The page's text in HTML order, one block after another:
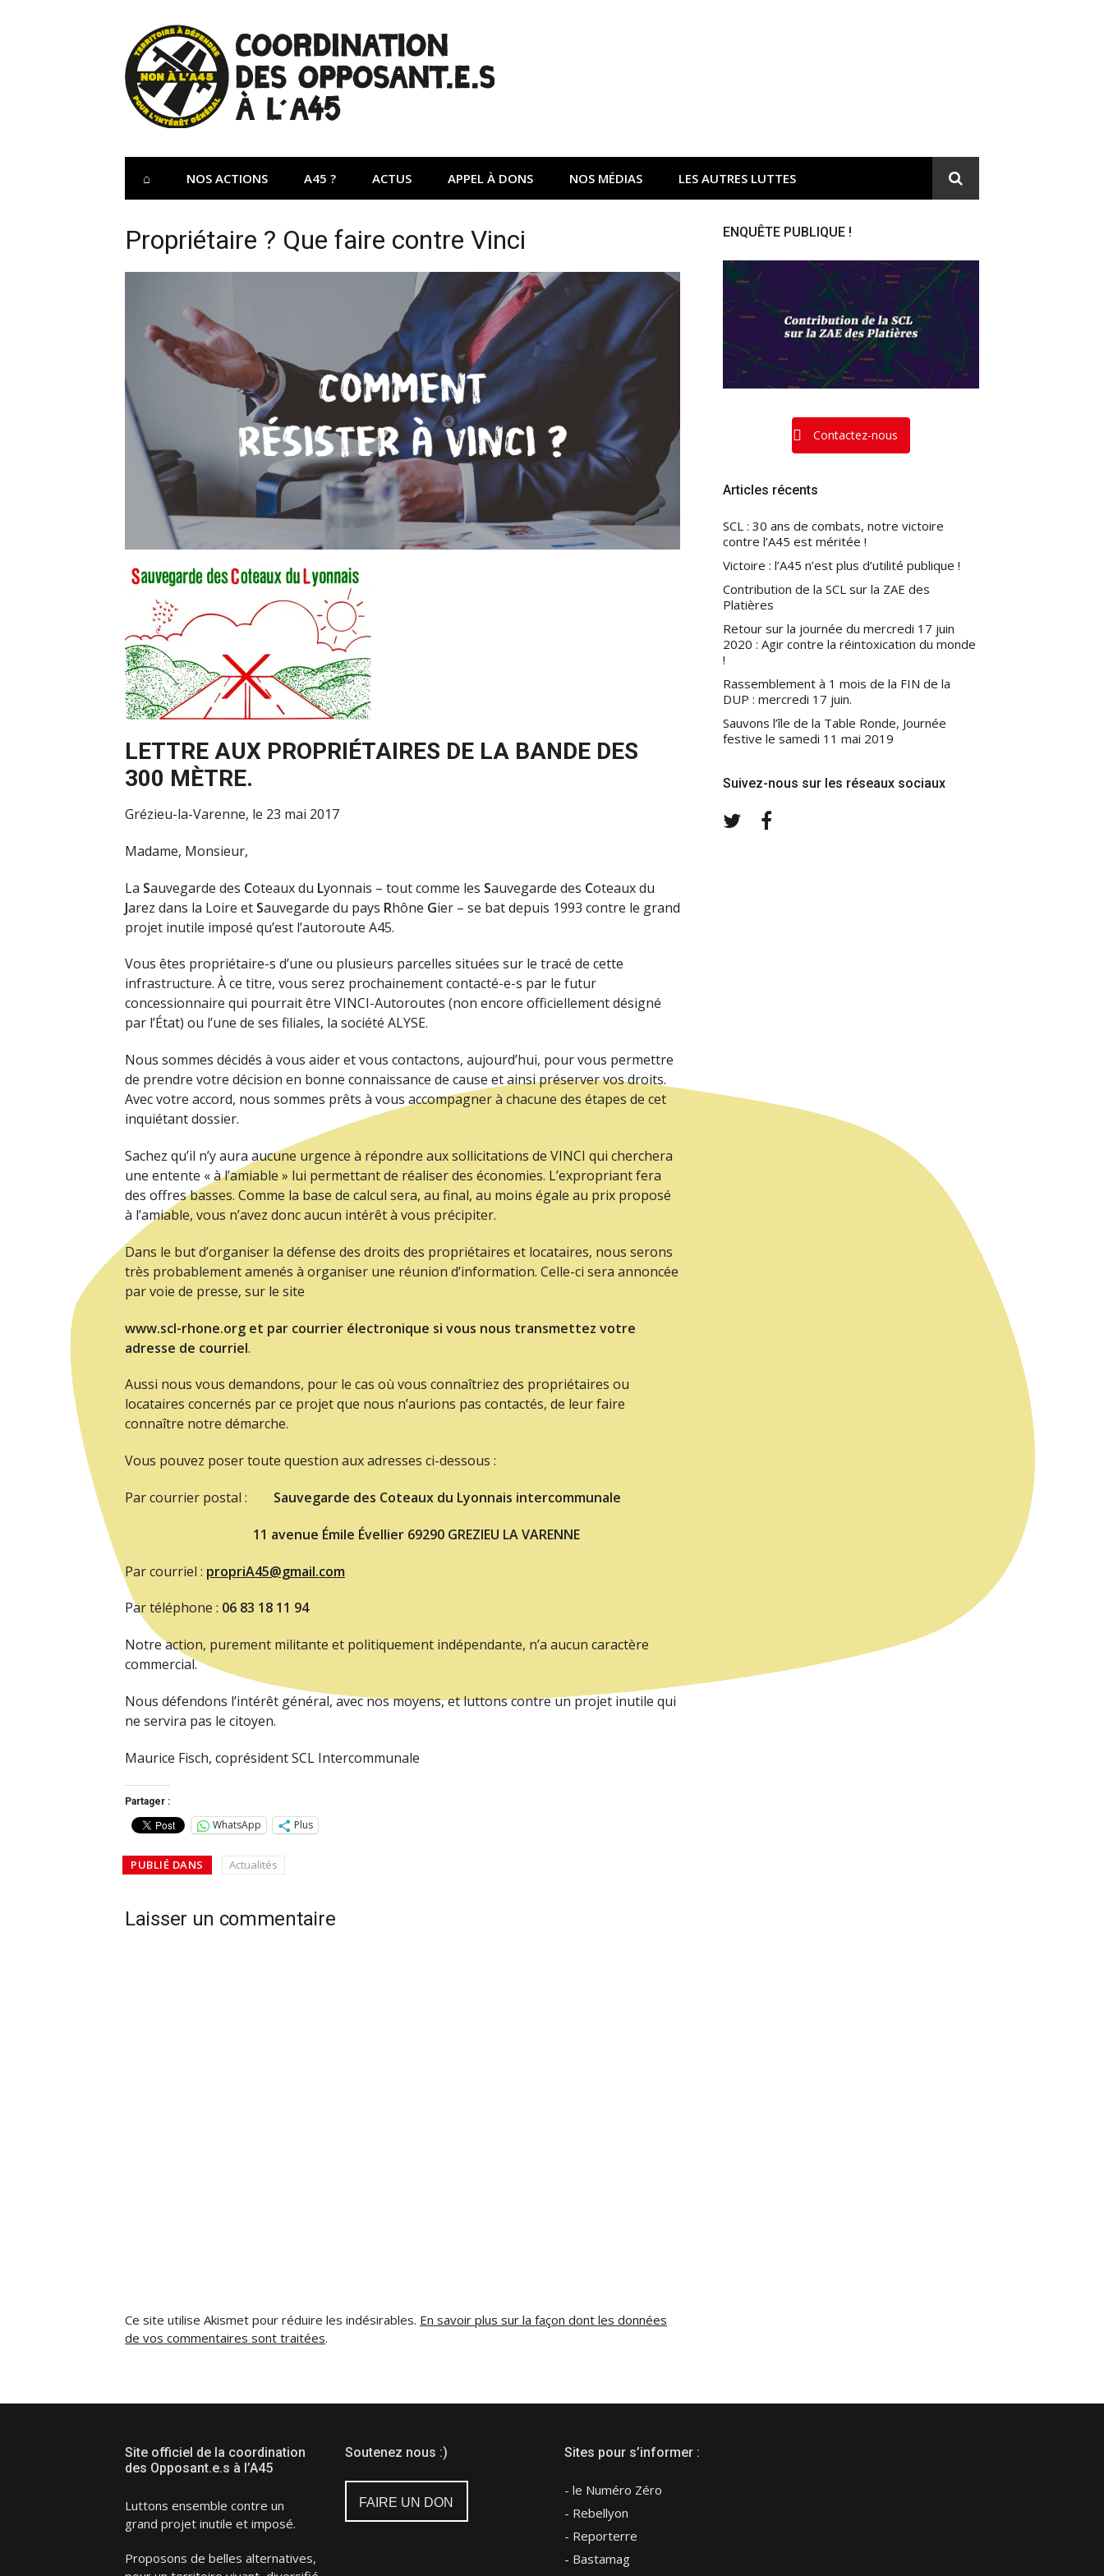
Site Officiel | Non à l'A45
⌂ NOS ACTIONS A45 ? ACTUS APPEL À DONS NOS MÉDIAS LES AUTRES LUTTES
Propriétaire ? Que faire contre Vinci
LETTRE AUX PROPRIÉTAIRES DE LA BANDE DES
300 MÈTRE.
Grézieu-la-Varenne, le 23 mai 2017
Madame, Monsieur,
La Sauvegarde des Coteaux du Lyonnais – tout comme les Sauvegarde des Coteaux du
Jarez dans la Loire et Sauvegarde du pays Rhône Gier – se bat depuis 1993 contre le grand
projet inutile imposé qu’est l’autoroute A45.
Vous êtes propriétaire-s d’une ou plusieurs parcelles situées sur le tracé de cette
infrastructure. À ce titre, vous serez prochainement contacté-e-s par le futur
concessionnaire qui pourrait être VINCI-Autoroutes (non encore officiellement désigné
par l’État) ou l’une de ses filiales, la société ALYSE.
Nous sommes décidés à vous aider et vous contactons, aujourd’hui, pour vous permettre
de prendre votre décision en bonne connaissance de cause et ainsi préserver vos droits.
Avec votre accord, nous sommes prêts à vous accompagner à chacune des étapes de cet
inquiétant dossier.
Sachez qu’il n’y aura aucune urgence à répondre aux sollicitations de VINCI qui cherchera
une entente « à l’amiable » lui permettant de réaliser des économies. L’expropriant fera
des offres basses. Comme la base de calcul sera, au final, au moins égale au prix proposé
à l’amiable, vous n’avez donc aucun intérêt à vous précipiter.
Dans le but d’organiser la défense des droits des propriétaires et locataires, nous serons
très probablement amenés à organiser une réunion d’information. Celle-ci sera annoncée
par voie de presse, sur le site
www.scl-rhone.org et par courrier électronique si vous nous transmettez votre
adresse de courriel.
Aussi nous vous demandons, pour le cas où vous connaîtriez des propriétaires ou
locataires concernés par ce projet que nous n’aurions pas contactés, de leur faire
connaître notre démarche.
Vous pouvez poser toute question aux adresses ci-dessous :
Par courrier postal : Sauvegarde des Coteaux du Lyonnais intercommunale
11 avenue Émile Évellier 69290 GREZIEU LA VARENNE
Par courriel : propriA45@gmail.com
Par téléphone : 06 83 18 11 94
Notre action, purement militante et politiquement indépendante, n’a aucun caractère
commercial.
Nous défendons l’intérêt général, avec nos moyens, et luttons contre un projet inutile qui
ne servira pas le citoyen.
Maurice Fisch, coprésident SCL Intercommunale
Partager :
WhatsApp Plus
PUBLIÉ DANS Actualités
Laisser un commentaire
Ce site utilise Akismet pour réduire les indésirables. En savoir plus sur la façon dont les données
de vos commentaires sont traitées.
ENQUÊTE PUBLIQUE !
Contactez-nous
Articles récents
SCL : 30 ans de combats, notre victoire
contre l’A45 est méritée !
Victoire : l’A45 n’est plus d’utilité publique !
Contribution de la SCL sur la ZAE des
Platières
Retour sur la journée du mercredi 17 juin
2020 : Agir contre la réintoxication du monde
!
Rassemblement à 1 mois de la FIN de la
DUP : mercredi 17 juin.
Sauvons l’île de la Table Ronde, Journée
festive le samedi 11 mai 2019
Suivez-nous sur les réseaux sociaux
Twitter
Site officiel de la coordination
des Opposant.e.s à l’A45
Luttons ensemble contre un
grand projet inutile et imposé.
Proposons de belles alternatives,
Soutenez nous :)
FAIRE UN DON
Sites pour s’informer :
- le Numéro Zéro
- Rebellyon
- Reporterre
- Bastamag